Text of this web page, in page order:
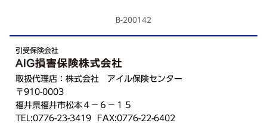
B-200142
引受保険会社
取扱代理店：株式会社 アイル保険センター
〒910-0003
福井県福井市松本４－６－１５
TEL:0776-23-3419 FAX:0776-22-6402